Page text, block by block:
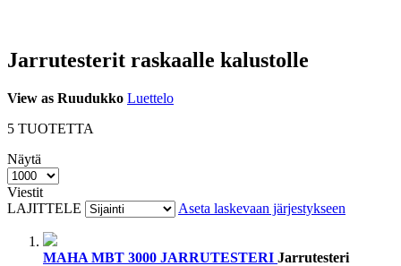
Jarrutesterit raskaalle kalustolle
View as Ruudukko Luettelo
5 TUOTETTA
Näytä
Viestit
LAJITTELE
Aseta laskevaan järjestykseen
MAHA MBT 3000 JARRUTESTERI Jarrutesteri